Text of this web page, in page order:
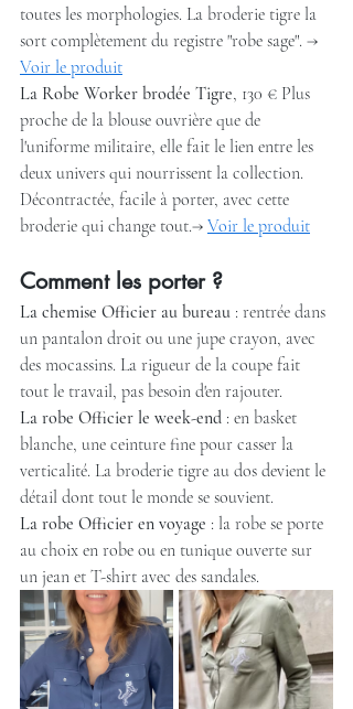
toutes les morphologies. La broderie tigre la
sort complètement du registre "robe sage". →
Voir le produit
La Robe Worker brodée Tigre, 130 € Plus
proche de la blouse ouvrière que de
l'uniforme militaire, elle fait le lien entre les
deux univers qui nourrissent la collection.
Décontractée, facile à porter, avec cette
broderie qui change tout.→ Voir le produit
Comment les porter ?
La chemise Officier au bureau : rentrée dans
un pantalon droit ou une jupe crayon, avec
des mocassins. La rigueur de la coupe fait
tout le travail, pas besoin d'en rajouter.
La robe Officier le week-end : en basket
blanche, une ceinture fine pour casser la
verticalité. La broderie tigre au dos devient le
détail dont tout le monde se souvient.
La robe Officier en voyage : la robe se porte
au choix en robe ou en tunique ouverte sur
un jean et T-shirt avec des sandales.